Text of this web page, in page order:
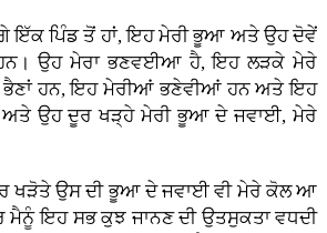
ਪਿੰਡ ਤੋਂ ਹਾਂ, ਇਹ ਮੇਰੀ ਭੂਆ ਅਤੇ ਉਹ ਦੋਵੇਂ
ਉਹ ਮੇਰਾ ਭਣਵਈਆ ਹੈ, ਇਹ ਲੜਕੇ ਮੇਰੇ
ਹਨ, ਇਹ ਮੇਰੀਆਂ ਭਣੇਵੀਆਂ ਹਨ ਅਤੇ ਇਹ
ਅਤੇ ਉਹ ਦੂਰ ਖੜ੍ਹੇ ਮੇਰੀ ਭੂਆ ਦੇ ਜਵਾਈ, ਮੇਰੇ
ਉਸ ਦੀ ਭੂਆ ਦੇ ਜਵਾਈ ਵੀ ਮੇਰੇ ਕੋਲ ਆ
ਇਹ ਸਭ ਕੁਝ ਜਾਨਣ ਦੀ ਉਤਸੁਕਤਾ ਵਧਦੀ